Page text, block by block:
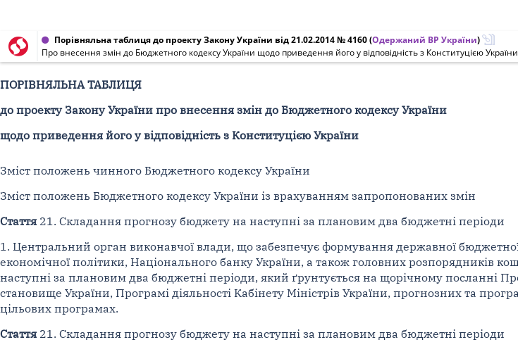
Порівняльна таблиця до проекту Закону України від 21.02.2014 № 4160(Одержаний ВР України)
Про внесення змін до Бюджетного кодексу України щодо приведення його у відповідність з Конституцією України